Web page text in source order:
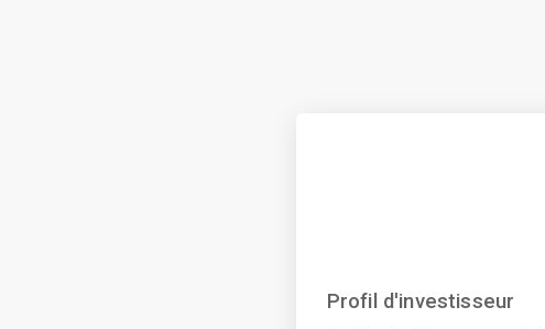
Profil d'investisseur